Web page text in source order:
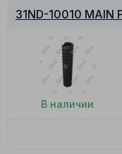
31ND-10010 MAIN
В наличии